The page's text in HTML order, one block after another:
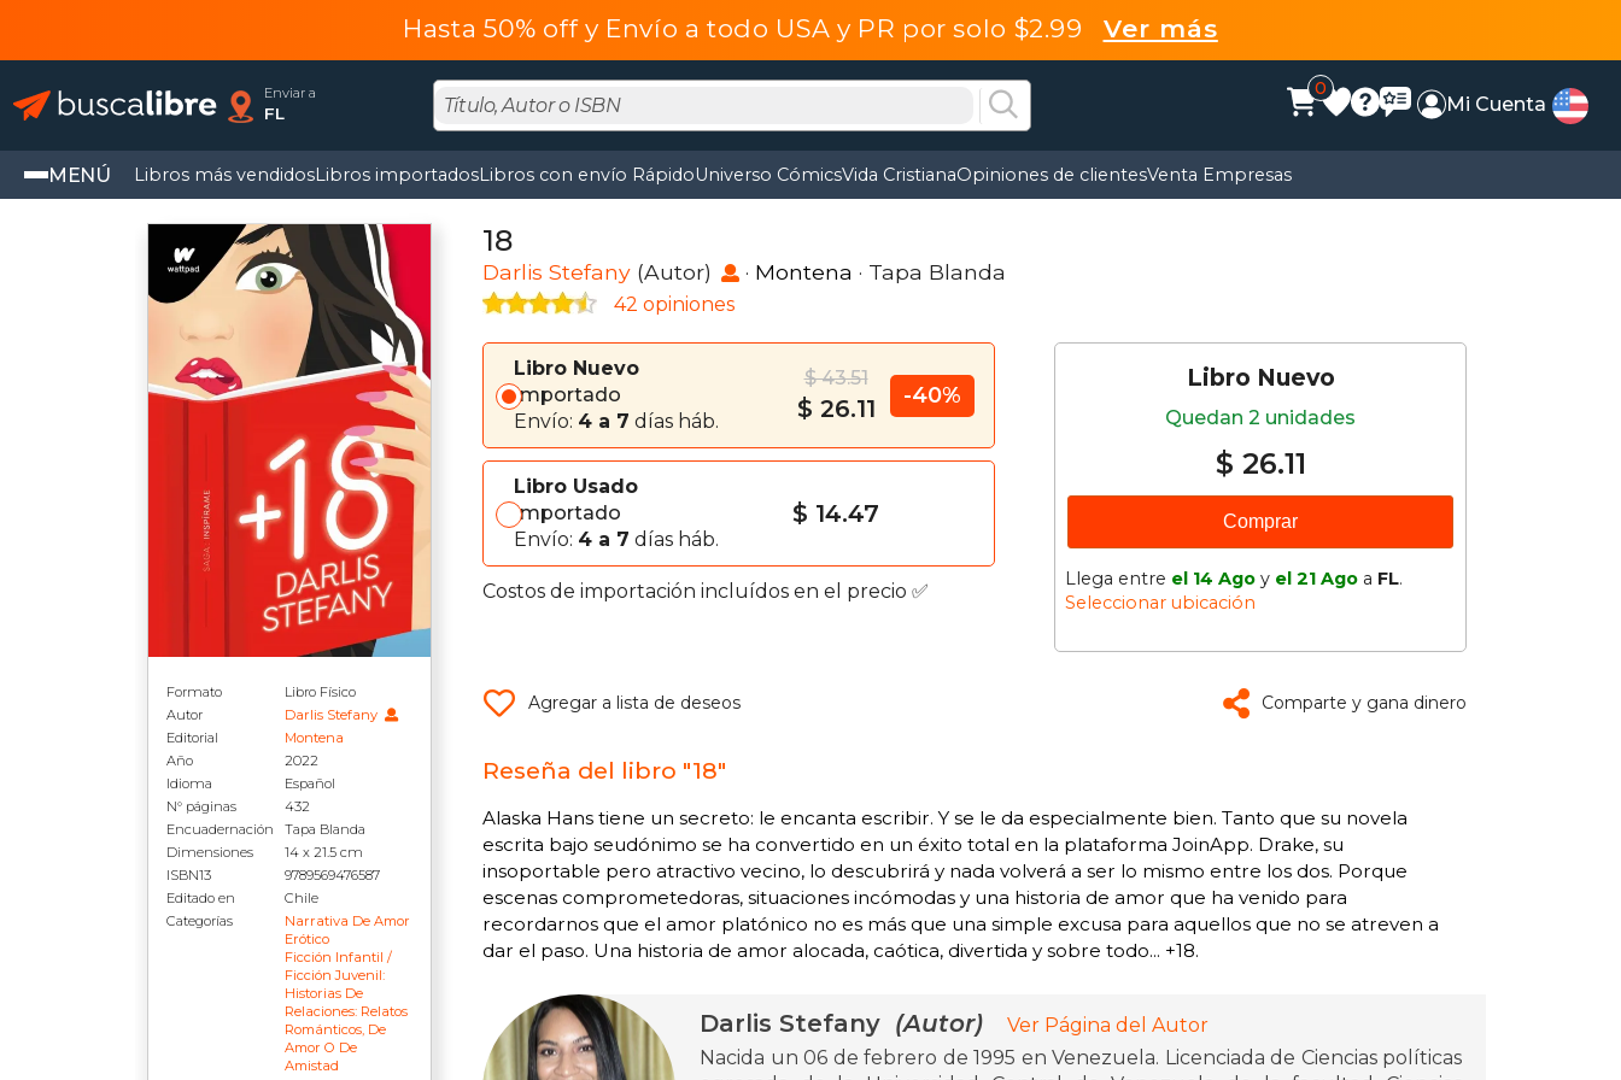
Hasta 50% off y Envío a todo USA y PR por solo $2.99 Ver más
Enviar a
FL
0
Mi Cuenta
MENÚ Libros más vendidosLibros importadosLibros con envío RápidoUniverso CómicsVida CristianaOpiniones de clientesVenta Empresas
Formato
Libro Físico
Autor
Darlis Stefany
Editorial
Montena
Año
2022
Idioma
Español
N° páginas
432
Encuadernación
Tapa Blanda
Dimensiones
14 x 21.5 cm
ISBN13
9789569476587
Editado en
Chile
Categorías
Narrativa De Amor
Erótico
Ficción Infantil /
Ficción Juvenil:
Historias De
Relaciones: Relatos
Románticos, De
Amor O De
Amistad
18
Darlis Stefany (Autor) · Montena · Tapa Blanda
42 opiniones
Libro Nuevo
Importado
Envío: 4 a 7 días háb.
$ 43.51
$ 26.11 -40%
Libro Usado
Importado
Envío: 4 a 7 días háb.
$ 14.47
Costos de importación incluídos en el precio ✅
Libro Nuevo
Quedan 2 unidades
$ 26.11
Comprar
Llega entre el 14 Ago y el 21 Ago a FL.
Seleccionar ubicación
Agregar a lista de deseos Comparte y gana dinero
Reseña del libro "18"
Alaska Hans tiene un secreto: le encanta escribir. Y se le da especialmente bien. Tanto que su novela
escrita bajo seudónimo se ha convertido en un éxito total en la plataforma JoinApp. Drake, su
insoportable pero atractivo vecino, lo descubrirá y nada volverá a ser lo mismo entre los dos. Porque
escenas comprometedoras, situaciones incómodas y una historia de amor que ha venido para
recordarnos que el amor platónico no es más que una simple excusa para aquellos que no se atreven a
dar el paso. Una historia de amor alocada, caótica, divertida y sobre todo... +18.
Darlis Stefany (Autor)
Ver Página del Autor
Nacida un 06 de febrero de 1995 en Venezuela. Licenciada de Ciencias políticas